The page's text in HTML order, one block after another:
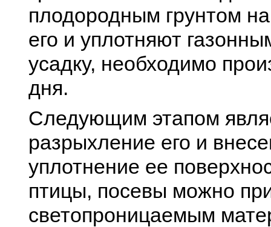
плодородным грунтом
его и уплотняют
усадку, необходимо
дня.
Следующим этапом
разрыхление его и
уплотнение ее
птицы, посевы можно
светопроницаемым